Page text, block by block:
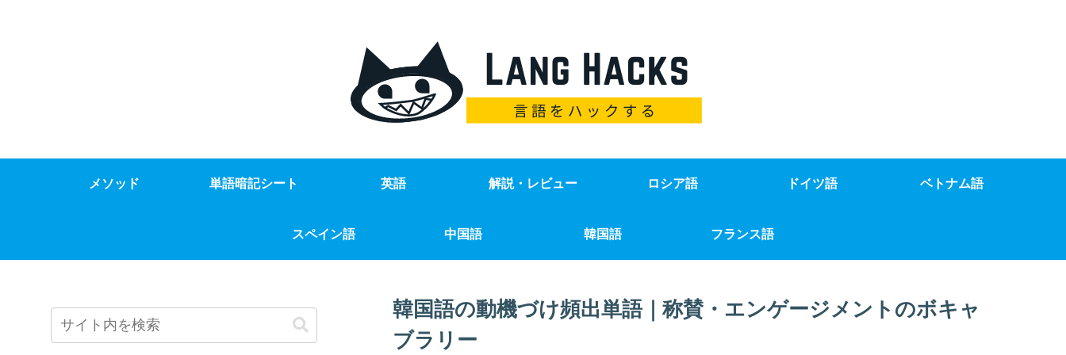
メソッド 単語暗記シート 英語 解説・レビュー ロシア語 ドイツ語 ベトナム語
スペイン語 中国語 韓国語 フランス語
韓国語の動機づけ頻出単語｜称賛・エンゲージメントのボキャ
ブラリー